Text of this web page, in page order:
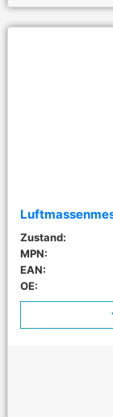
Zustand:
MPN:
EAN:
OE: